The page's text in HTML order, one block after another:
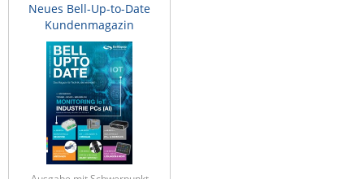
Neues Bell-Up-to-Date
Kundenmagazin